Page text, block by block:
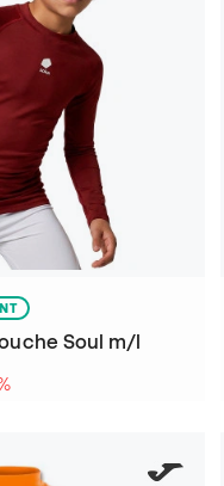
Soul m/l